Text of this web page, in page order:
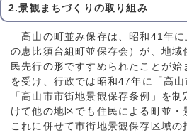
2.景観まちづくりの取り組み
高山の町並み保存は、昭和41年に
の恵比須台組町並保存会）が、地域
民先行の形ですすめられたことが始
を受け、行政では昭和47年に「高山
「高山市市街地景観保存条例」を
けて他の地区でも住民による町並・
これに併せて市街地景観保存区域の